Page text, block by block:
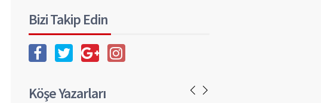
Bizi Takip Edin
Köşe Yazarları
ABBAS GÜÇLÜ
Eğitim Ciddi Bir
Meseledir. Ayaküstü